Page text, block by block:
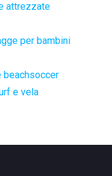
attrezzate
per bambini
beachsoccer
e vela